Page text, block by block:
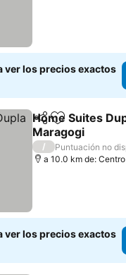
ver los precios exactos
CompartirAgregar a
Home Suites
Maragogi
/
Puntuación no
a 10.0 km de:
ver los precios exactos